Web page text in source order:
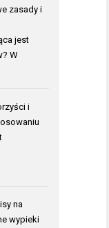
zasady i
jest
W
i
na
wypieki